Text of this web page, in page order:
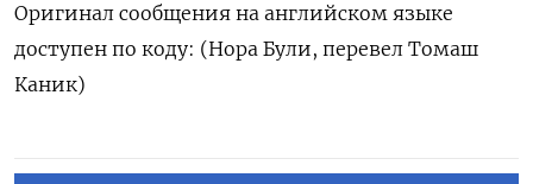
Оригинал сообщения на английском языке
доступен по коду: (Нора Були, перевел Томаш
Каник)